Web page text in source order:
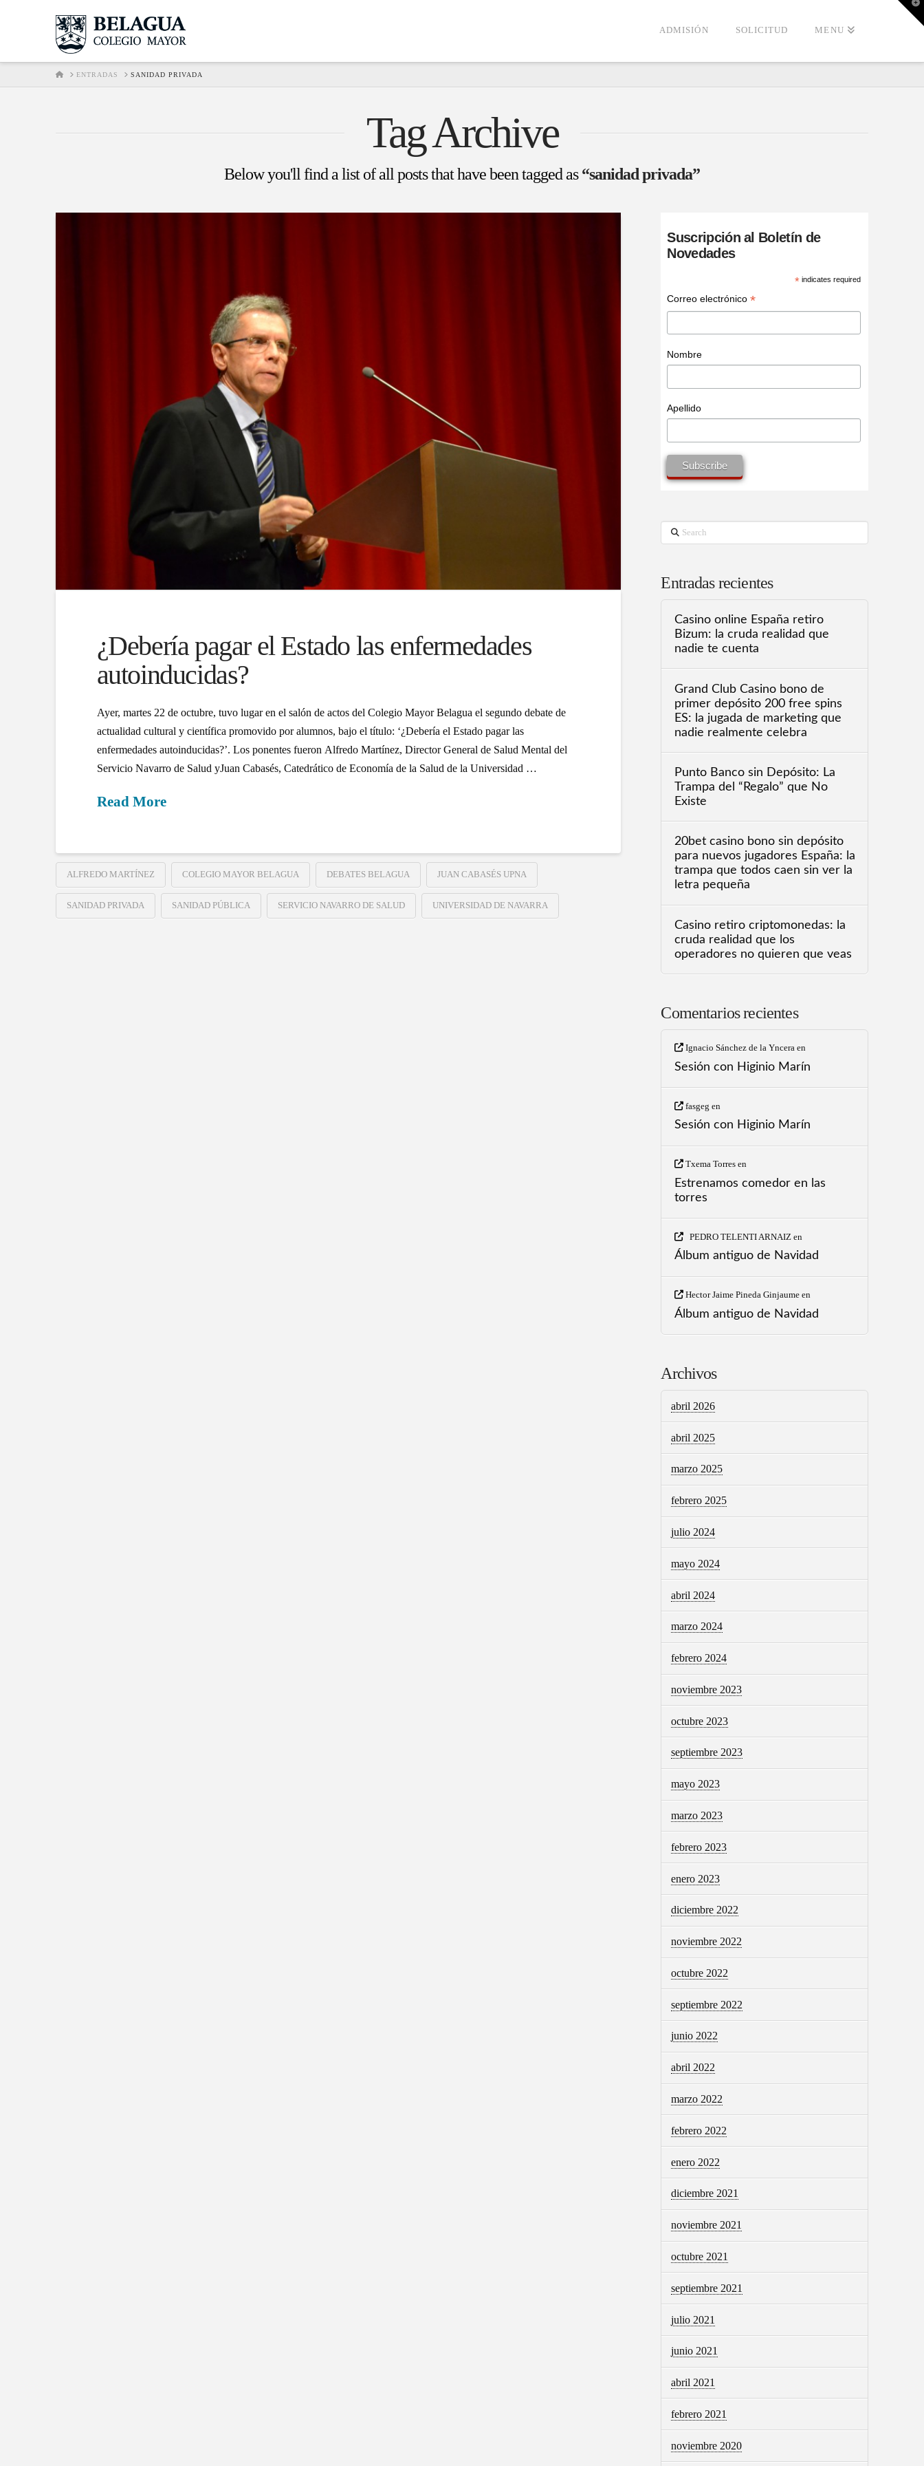
ADMISIÓN SOLICITUD MENU
HOMEENTRADAS SANIDAD PRIVADA
Tag Archive
Below you'll find a list of all posts that have been tagged as“sanidad privada”
¿Debería pagar el Estado las enfermedades
autoinducidas?
Ayer, martes 22 de octubre, tuvo lugar en el salón de actos del Colegio Mayor Belagua el segundo debate de
actualidad cultural y científica promovido por alumnos, bajo el título: ‘¿Debería el Estado pagar las
enfermedades autoinducidas?’. Los ponentes fueron Alfredo Martínez, Director General de Salud Mental del
Servicio Navarro de Salud yJuan Cabasés, Catedrático de Economía de la Salud de la Universidad …
Read More
ALFREDO MARTÍNEZ COLEGIO MAYOR BELAGUA DEBATES BELAGUA JUAN CABASÉS UPNA
SANIDAD PRIVADA SANIDAD PÚBLICA SERVICIO NAVARRO DE SALUD UNIVERSIDAD DE NAVARRA
Suscripción al Boletín de
Novedades
*indicates required
Correo electrónico*
Nombre
Apellido
Search
Entradas recientes
Casino online España retiro
Bizum: la cruda realidad que
nadie te cuenta
Grand Club Casino bono de
primer depósito 200 free spins
ES: la jugada de marketing que
nadie realmente celebra
Punto Banco sin Depósito: La
Trampa del “Regalo” que No
Existe
20bet casino bono sin depósito
para nuevos jugadores España: la
trampa que todos caen sin ver la
letra pequeña
Casino retiro criptomonedas: la
cruda realidad que los
operadores no quieren que veas
Comentarios recientes
Ignacio Sánchez de la Yncera en
Sesión con Higinio Marín
fasgeg en
Sesión con Higinio Marín
Txema Torres en
Estrenamos comedor en las
torres
PEDRO TELENTI ARNAIZen
Álbum antiguo de Navidad
Hector Jaime Pineda Ginjaume en
Álbum antiguo de Navidad
Archivos
abril 2026
abril 2025
marzo 2025
febrero 2025
julio 2024
mayo 2024
abril 2024
marzo 2024
febrero 2024
noviembre 2023
octubre 2023
septiembre 2023
mayo 2023
marzo 2023
febrero 2023
enero 2023
diciembre 2022
noviembre 2022
octubre 2022
septiembre 2022
junio 2022
abril 2022
marzo 2022
febrero 2022
enero 2022
diciembre 2021
noviembre 2021
octubre 2021
septiembre 2021
julio 2021
junio 2021
abril 2021
febrero 2021
noviembre 2020